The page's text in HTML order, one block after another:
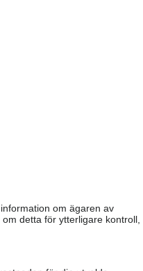
om ägaren av
detta för ytterligare kontroll,